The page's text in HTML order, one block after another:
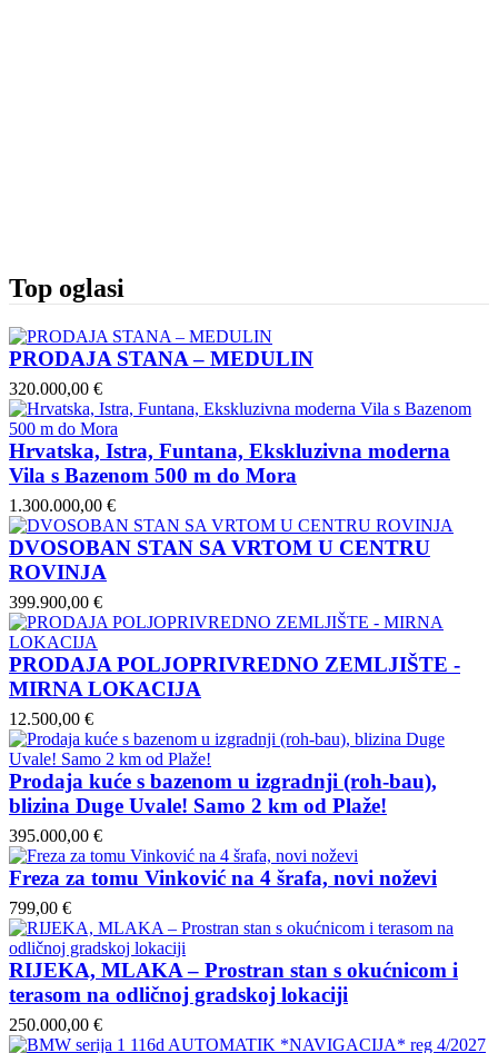
Top oglasi
PRODAJA STANA – MEDULIN
320.000,00 €
Hrvatska, Istra, Funtana, Ekskluzivna moderna
Vila s Bazenom 500 m do Mora
1.300.000,00 €
DVOSOBAN STAN SA VRTOM U CENTRU
ROVINJA
399.900,00 €
PRODAJA POLJOPRIVREDNO ZEMLJIŠTE -
MIRNA LOKACIJA
12.500,00 €
Prodaja kuće s bazenom u izgradnji (roh-bau),
blizina Duge Uvale! Samo 2 km od Plaže!
395.000,00 €
Freza za tomu Vinković na 4 šrafa, novi noževi
799,00 €
RIJEKA, MLAKA – Prostran stan s okućnicom i
terasom na odličnoj gradskoj lokaciji
250.000,00 €